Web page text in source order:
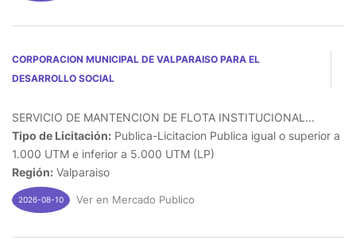
CORPORACION MUNICIPAL DE VALPARAISO PARA EL
DESARROLLO SOCIAL
SERVICIO DE MANTENCION DE FLOTA INSTITUCIONAL...
Tipo de Licitación: Publica-Licitacion Publica igual o superior a
1.000 UTM e inferior a 5.000 UTM (LP)
Región: Valparaiso
2026-08-10 Ver en Mercado Publico